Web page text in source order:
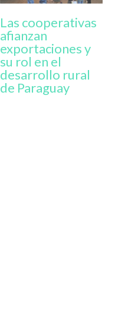
Las cooperativas
afianzan
exportaciones y
su rol en el
desarrollo rural
de Paraguay